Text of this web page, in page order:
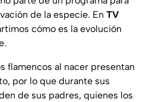
de la especie. En TV
cómo es la evolución
flamencos al nacer presentan
por lo que durante sus
de sus padres, quienes los